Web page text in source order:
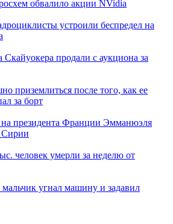
обвалило акции NVidia
устроили беспредел на
продали с аукциона за
приземлиться после того, как ее
за борт
президента Франции Эмманюэля
Сирии
человек умерли за неделю от
угнал машину и задавил